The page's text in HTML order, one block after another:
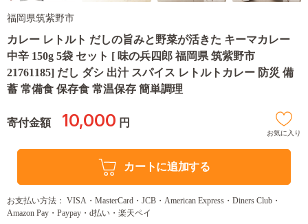
福岡県筑紫野市
カレー レトルト だしの旨みと野菜が活きた キーマカレー
中辛 150g 5袋 セット [ 味の兵四郎 福岡県 筑紫野市
21761185] だし ダシ 出汁 スパイス レトルトカレー 防災 備
蓄 常備食 保存食 常温保存 簡単調理
寄付金額 10,000 円
お気に入り
カートに追加する
お支払い方法： VISA・MasterCard・JCB・American Express・Diners Club・
Amazon Pay・Paypay・d払い・楽天ペイ